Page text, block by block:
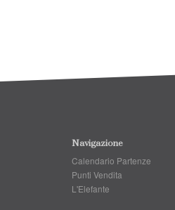
Navigazione
Calendario Partenze
Punti Vendita
L'Elefante